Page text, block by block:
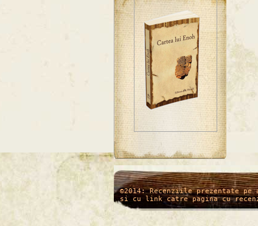
/* */
©2014: Recenziile prezentate
si cu link catre pagina cu